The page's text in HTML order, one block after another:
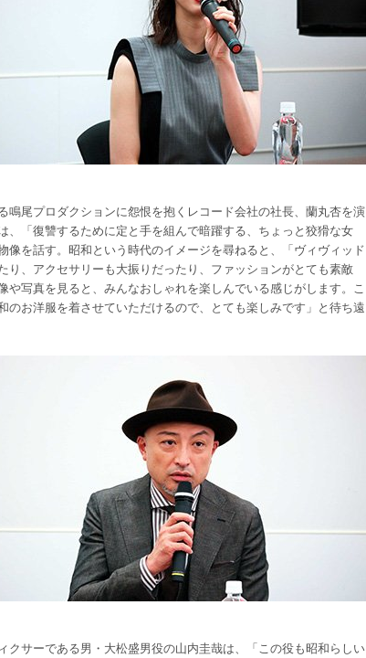
鳴尾プロダクションに怨恨を抱くレコード会社の社長、蘭丸杏を演
、「復讐するために定と手を組んで暗躍する、ちょっと狡猾な女
像を話す。昭和という時代のイメージを尋ねると、「ヴィヴィッド
り、アクセサリーも大振りだったり、ファッションがとても素敵
や写真を見ると、みんなおしゃれを楽しんでいる感じがします。こ
のお洋服を着させていただけるので、とても楽しみです」と待ち遠
クサーである男・大松盛男役の山内圭哉は、「この役も昭和らしい